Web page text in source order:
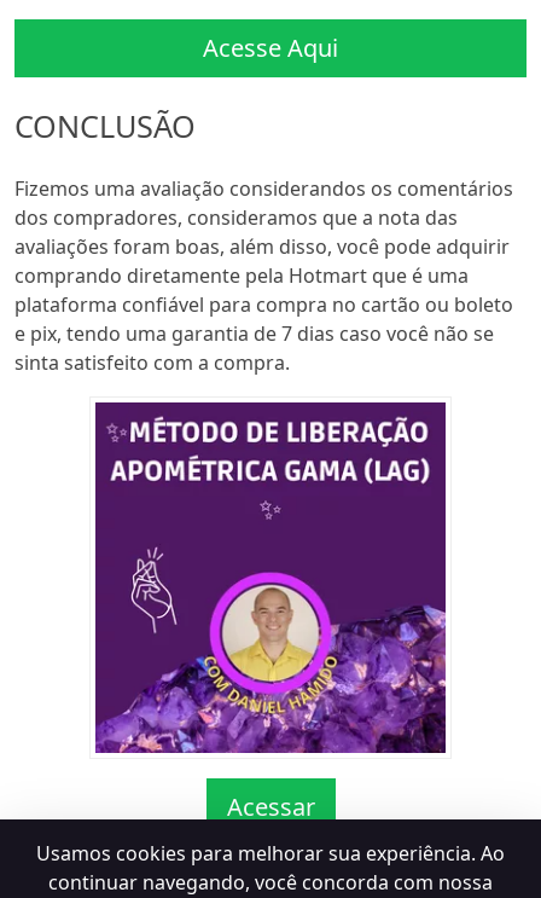
Acesse Aqui
CONCLUSÃO
Fizemos uma avaliação considerandos os comentários
dos compradores, consideramos que a nota das
avaliações foram boas, além disso, você pode adquirir
comprando diretamente pela Hotmart que é uma
plataforma confiável para compra no cartão ou boleto
e pix, tendo uma garantia de 7 dias caso você não se
sinta satisfeito com a compra.
Usamos cookies para melhorar sua experiência. Ao
continuar navegando, você concorda com nossa
Acessar